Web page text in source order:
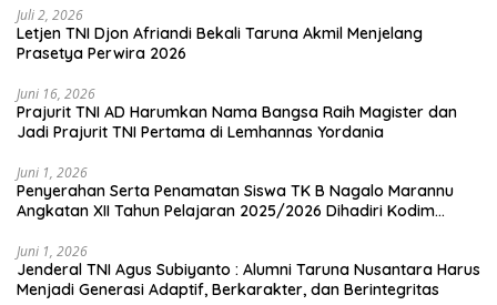
Juli 2, 2026
Letjen TNI Djon Afriandi Bekali Taruna Akmil Menjelang
Prasetya Perwira 2026
Juni 16, 2026
Prajurit TNI AD Harumkan Nama Bangsa Raih Magister dan
Jadi Prajurit TNI Pertama di Lemhannas Yordania
Juni 1, 2026
Penyerahan Serta Penamatan Siswa TK B Nagalo Marannu
Angkatan XII Tahun Pelajaran 2025/2026 Dihadiri Kodim
Juni 1, 2026
Jenderal TNI Agus Subiyanto : Alumni Taruna Nusantara Harus
Menjadi Generasi Adaptif, Berkarakter, dan Berintegritas